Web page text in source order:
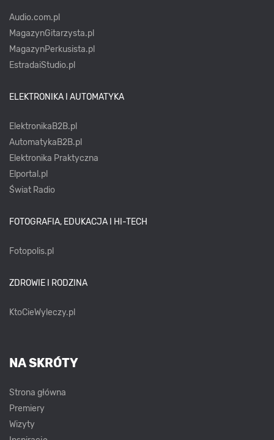
Audio.com.pl
MagazynGitarzysta.pl
MagazynPerkusista.pl
EstradaiStudio.pl
ELEKTRONIKA I AUTOMATYKA
ElektronikaB2B.pl
AutomatykaB2B.pl
Elektronika Praktyczna
Elportal.pl
Świat Radio
FOTOGRAFIA, EDUKACJA I HI-TECH
Fotopolis.pl
ZDROWIE I RODZINA
KtoCieWyleczy.pl
NA SKRÓTY
Strona główna
Premiery
Wizyty